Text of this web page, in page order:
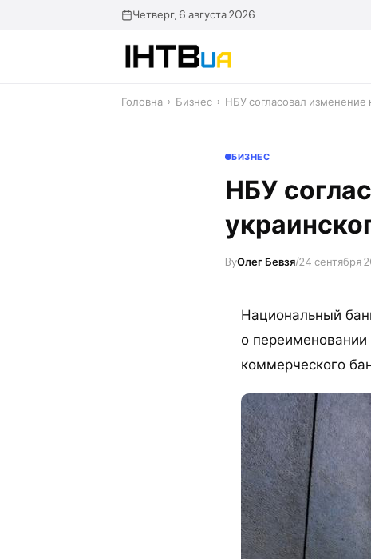
Четверг, 6 августа 2026
Головна › Бизнес › НБУ согласовал изменение
БИЗНЕС
НБУ
ByОлег Бевзя/24 сентября
Национальный
о переименовании
коммерческого